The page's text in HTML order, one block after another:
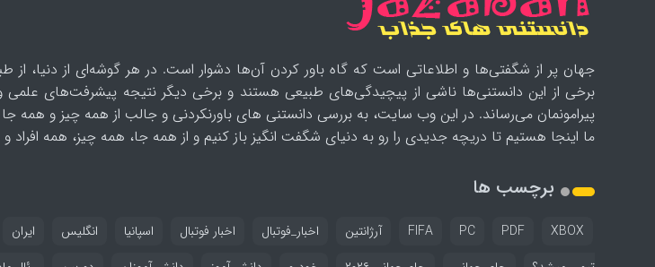
جهان پر از شگفتی‌ها و اطلاعاتی است که گاه باور کردن آن‌ها دشوار است. در هر گوشه‌ای از دنیا، از
برخی از این دانستنی‌ها ناشی از پیچیدگی‌های طبیعی هستند و برخی دیگر نتیجه پیشرفت‌های علمی
پیرامونمان می‌رساند. در این وب سایت، به بررسی دانستنی های باورنکردنی و جالب از همه چیز و
ما اینجا هستیم تا دریچه جدیدی را رو به دنیای شگفت انگیز باز کنیم و از همه جا، همه چیز، همه
برچسب ها
FIFA PC PDF XBOX آرژانتین اخبار_فوتبال اخبار فوتبال اسپانیا انگلیس ایران